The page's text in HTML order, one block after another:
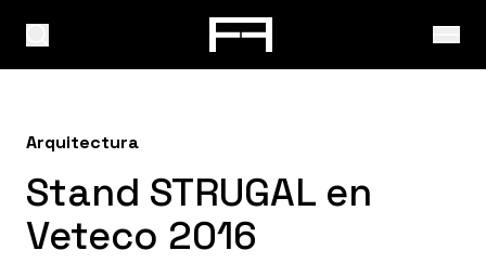
Arquitectura
Stand STRUGAL en
Veteco 2016